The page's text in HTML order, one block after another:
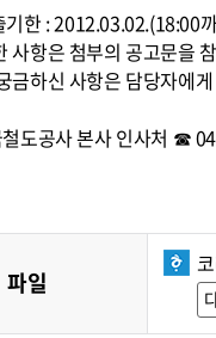
기한 : 2012.03.02.(18:00
사항은 첨부의 공고문을
금하신 사항은 담당자에
도공사 본사 인사처 ☎
파일